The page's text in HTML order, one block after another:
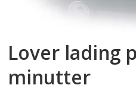
Lover lading
minutter